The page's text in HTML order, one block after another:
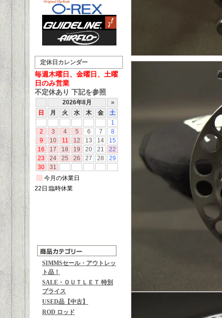
定休日カレンダー
毎週木曜日、金曜日、土曜
日のみ営業
不定休あり 下記を参照
SIMMSセール・アウトレッ
ト品！
SALE・ＯＵＴＬＥＴ 特別
プライス
USED品【中古】
ROD ロッド